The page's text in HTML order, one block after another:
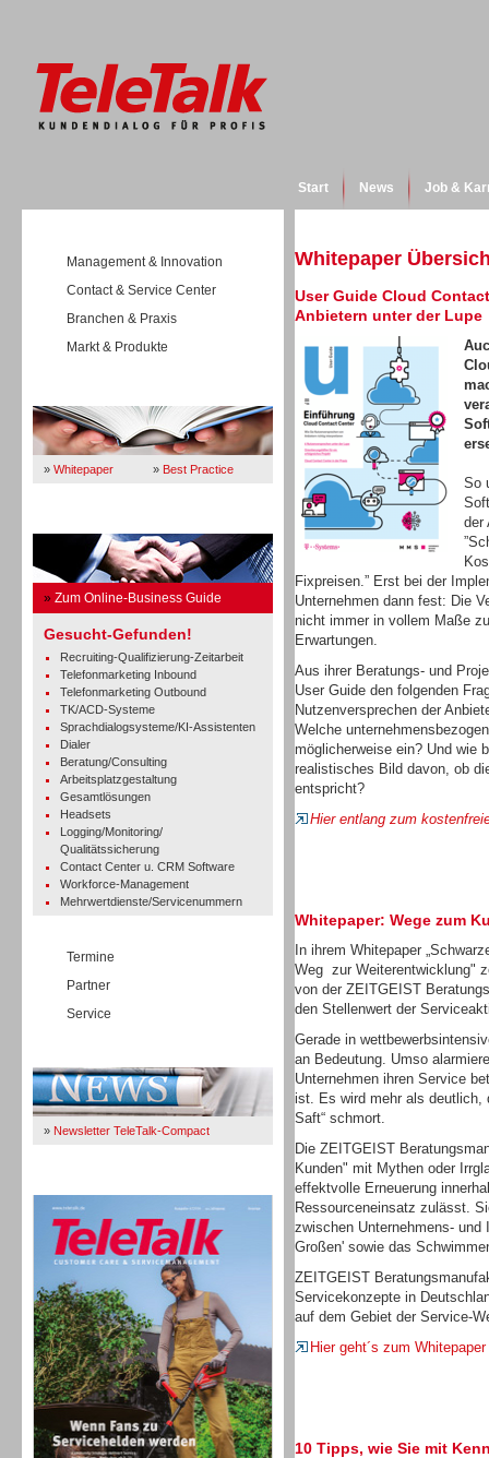
Start News Job &
Management & Innovation
Contact & Service Center
Branchen & Praxis
Markt & Produkte
» Whitepaper » Best Practice
» Zum Online-Business Guide
Gesucht-Gefunden!
Recruiting-Qualifizierung-Zeitarbeit
Telefonmarketing Inbound
Telefonmarketing Outbound
TK/ACD-Systeme
Sprachdialogsysteme/KI-Assistenten
Dialer
Beratung/Consulting
Arbeitsplatzgestaltung
Gesamtlösungen
Headsets
Logging/Monitoring/
Qualitätssicherung
Contact Center u. CRM Software
Workforce-Management
Mehrwertdienste/Servicenummern
Termine
Partner
Service
» Newsletter TeleTalk-Compact
Whitepaper
User Guide Cloud
Anbietern unter der Lupe
So
der
Fixpreisen.” Erst bei der
Unternehmen dann fest: Die
nicht immer in vollem Maße
Erwartungen.
Aus ihrer Beratungs- und
User Guide den folgenden
Nutzenversprechen der
Welche
möglicherweise ein? Und wie
realistisches Bild davon, ob
entspricht?
Hier entlang zum
Whitepaper: Wege zum
In ihrem Whitepaper
Weg zur Weiterentwicklung"
von der ZEITGEIST
den Stellenwert der
Gerade in
an Bedeutung. Umso
Unternehmen ihren Service
ist. Es wird mehr als deutlich,
Saft“ schmort.
Die ZEITGEIST
Kunden" mit Mythen oder
effektvolle Erneuerung
Ressourceneinsatz zulässt.
zwischen Unternehmens- und
Großen' sowie das
ZEITGEIST
Servicekonzepte in
auf dem Gebiet der Service-
Hier geht´s zum Whitepaper
10 Tipps, wie Sie mit